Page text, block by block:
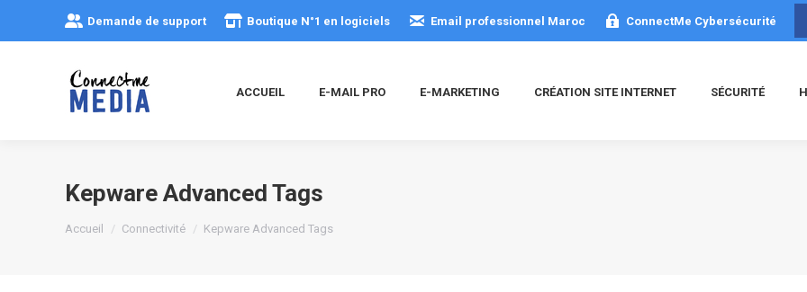
Demande de support Boutique N°1 en logiciels Email professionnel Maroc ConnectMe Cybersécurité
ACCUEIL E-MAIL PRO E-MARKETING CRÉATION SITE INTERNET SÉCURITÉ
Kepware Advanced Tags
Vous êtes ici :
Accueil Connectivité Kepware Advanced Tags